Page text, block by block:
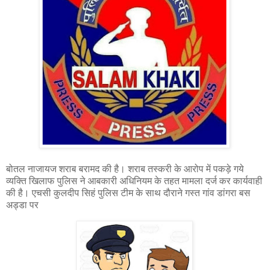
बोतल नाजायज शराब बरामद की है। शराब तस्करी के आरोप में पकड़े गये
व्यक्ति खिलाफ पुलिस ने आबकारी अधिनियम के तहत मामला दर्ज कर कार्यवाही
की है। एचसी कुलदीप सिहं पुलिस टीम के साथ दौराने गस्त गांव डांगरा बस
अड्डा पर